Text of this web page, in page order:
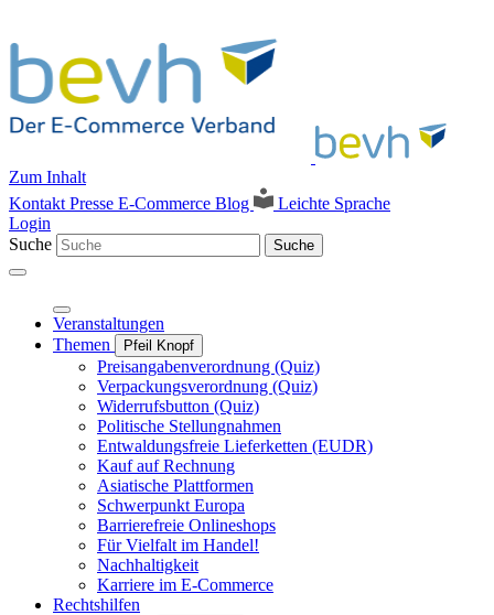
Zum Inhalt
Kontakt Presse E-Commerce Blog
Leichte Sprache
Login
Suche
Suche
Veranstaltungen
Themen
Pfeil Knopf
Preisangabenverordnung (Quiz)
Verpackungsverordnung (Quiz)
Widerrufsbutton (Quiz)
Politische Stellungnahmen
Entwaldungsfreie Lieferketten (EUDR)
Kauf auf Rechnung
Asiatische Plattformen
Schwerpunkt Europa
Barrierefreie Onlineshops
Für Vielfalt im Handel!
Nachhaltigkeit
Karriere im E-Commerce
Rechtshilfen